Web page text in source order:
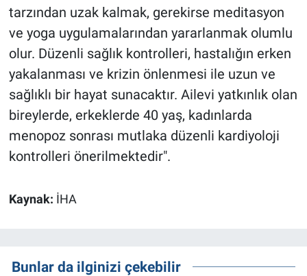
tarzından uzak kalmak, gerekirse meditasyon
ve yoga uygulamalarından yararlanmak olumlu
olur. Düzenli sağlık kontrolleri, hastalığın erken
yakalanması ve krizin önlenmesi ile uzun ve
sağlıklı bir hayat sunacaktır. Ailevi yatkınlık olan
bireylerde, erkeklerde 40 yaş, kadınlarda
menopoz sonrası mutlaka düzenli kardiyoloji
kontrolleri önerilmektedir".
Kaynak: İHA
Bunlar da ilginizi çekebilir